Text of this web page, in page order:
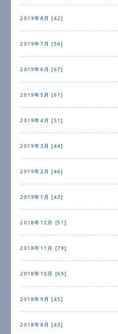
2019年8月 [42]
2019年7月 [56]
2019年6月 [67]
2019年5月 [61]
2019年4月 [51]
2019年3月 [44]
2019年2月 [46]
2019年1月 [43]
2018年12月 [51]
2018年11月 [79]
2018年10月 [69]
2018年9月 [45]
2018年8月 [43]